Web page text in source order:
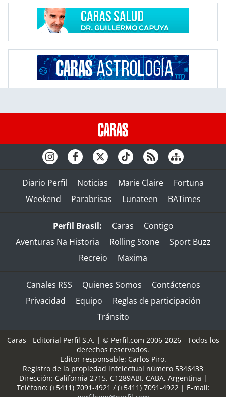
Diario Perfil Noticias Marie Claire
Fortuna
Weekend
Parabrisas Lunateen BATimes
Perfil Brasil: Caras
Contigo
Aventuras Na Historia
Rolling Stone
Sport Buzz
Recreio
Maxima
Canales RSS Quienes Somos
Contáctenos
Privacidad
Equipo
Reglas de participación
Tránsito
Caras - Editorial Perfil S.A. | © Perfil.com 2006-2026 - Todos los
derechos reservados.
Editor responsable: Carlos Piro.
Registro de la propiedad intelectual número 5346433
Dirección: California 2715, C1289ABI, CABA, Argentina |
Teléfono: (+5411) 7091-4921 / (+5411) 7091-4922 | E-mail: